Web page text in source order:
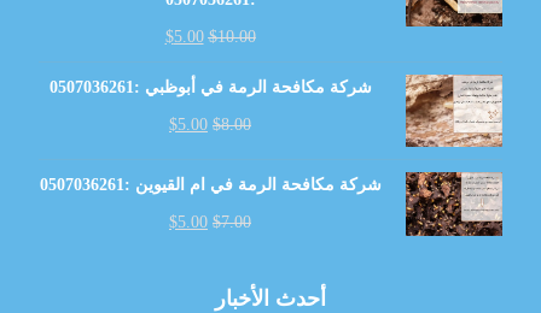
$10.00
$5.00
شركة مكافحة الرمة في أبوظبي :0507036261
$8.00
$5.00
شركة مكافحة الرمة في ام القيوين :0507036261
$7.00
$5.00
أحدث الأخبار